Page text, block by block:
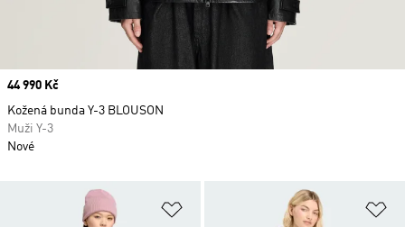
Přidat do seznamu přání
Price
44 990 Kč
Kožená bunda Y-3 BLOUSON
Muži Y-3
Nové